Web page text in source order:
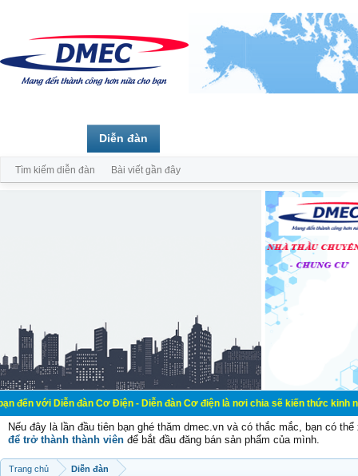
đàn Cơ Điện - Diễn đàn Cơ điện là nơi chia sẽ kiến thức kinh nghiệm
Nếu đây là lần đầu tiên bạn ghé thăm dmec.vn và có thắc mắc, bạn có
để trở thành thành viên để bắt đầu đăng bán sản phẩm của mình.
Trang chủ Diễn đàn
Diễn đàn
Tìm kiếm diễn đàn Bài viết gần đây